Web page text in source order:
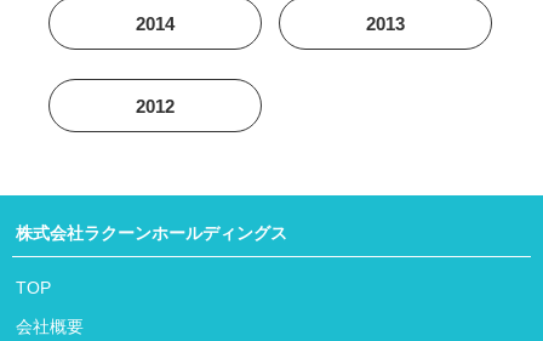
2014 2013
2012
株式会社ラクーンホールディングス
TOP
会社概要